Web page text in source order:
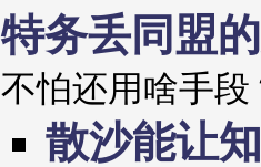
特务丢同盟
不怕还用啥手段
散沙能让